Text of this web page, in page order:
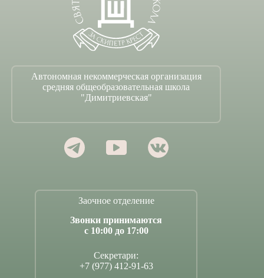
Автономная некоммерческая организация
средняя общеобразовательная школа
"Димитриевская"
Заочное отделение
Звонки принимаются
с 10:00 до 17:00
Секретари:
+7 (977) 412-91-63